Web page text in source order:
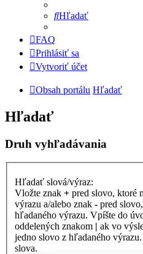
Hľadať
FAQ
Prihlásiť sa
Vytvoriť účet
Obsah portálu Hľadať
Hľadať
Druh vyhľadávania
Hľadať slová/výraz:
Vložte znak + pred slovo, ktoré
výrazu a/alebo znak - pred
hľadaného výrazu. Vpíšte do
oddelených znakom | ak vo
jedno slovo z hľadaného
slova.